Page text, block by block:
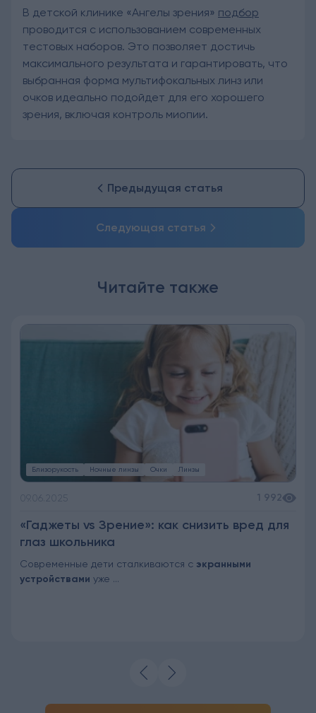
В детской клинике «Ангелы зрения» подбор
проводится с использованием современных
тестовых наборов. Это позволяет достичь
максимального результата и гарантировать, что
выбранная форма мультифокальных линз или
очков идеально подойдет для его хорошего
зрения, включая контроль миопии.
Предыдущая статья
Следующая статья
Читайте также
Близорукость Ночные линзы Очки Линзы
1 992
«Гаджеты vs Зрение»: как снизить вред для
глаз школьника
Современные дети сталкиваются с экранными
устройствами уже ...